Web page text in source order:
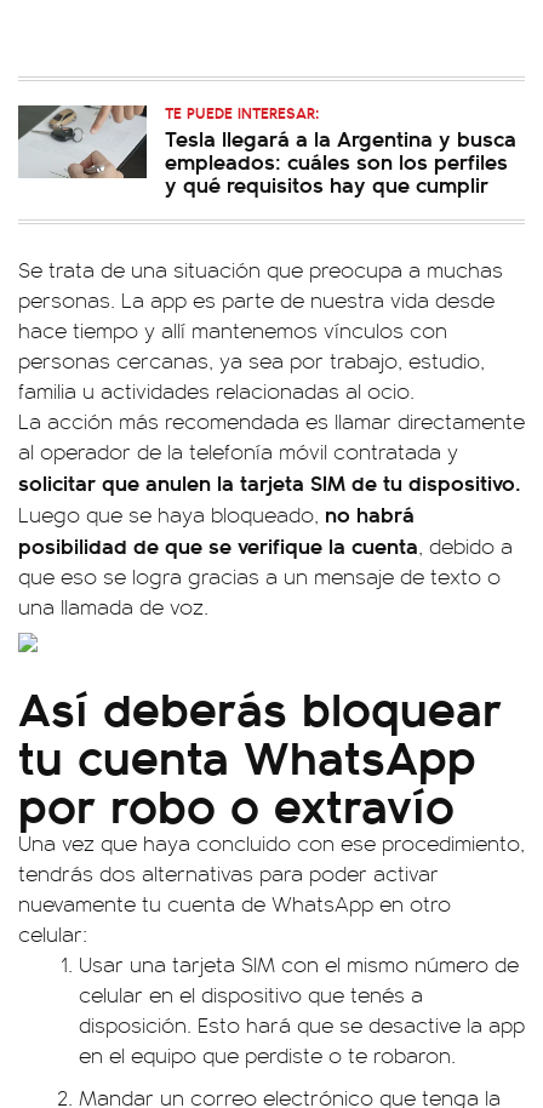
TE PUEDE INTERESAR:
Tesla llegará a la Argentina y busca
empleados: cuáles son los perfiles
y qué requisitos hay que cumplir
Se trata de una situación que preocupa a muchas
personas. La app es parte de nuestra vida desde
hace tiempo y allí mantenemos vínculos con
personas cercanas, ya sea por trabajo, estudio,
familia u actividades relacionadas al ocio.
La acción más recomendada es llamar directamente
al operador de la telefonía móvil contratada y
solicitar que anulen la tarjeta SIM de tu dispositivo.
Luego que se haya bloqueado, no habrá
posibilidad de que se verifique la cuenta, debido a
que eso se logra gracias a un mensaje de texto o
una llamada de voz.
Así deberás bloquear
tu cuenta WhatsApp
por robo o extravío
Una vez que haya concluido con ese procedimiento,
tendrás dos alternativas para poder activar
nuevamente tu cuenta de WhatsApp en otro
celular:
Usar una tarjeta SIM con el mismo número de
celular en el dispositivo que tenés a
disposición. Esto hará que se desactive la app
en el equipo que perdiste o te robaron.
Mandar un correo electrónico que tenga la